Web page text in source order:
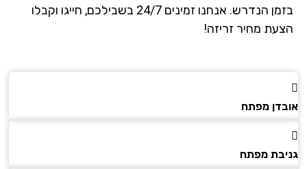
בזמן הנדרש. אנחנו זמינים 24/7 בשבילכם, חייגו וקבלו
מחיר זריזה!
מפתח
מפתח